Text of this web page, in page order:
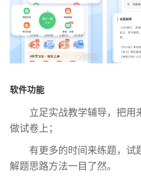
软件功能
立足实战教学辅导，把用
做试卷上；
有更多的时间来练题，试
解题思路方法一目了然。